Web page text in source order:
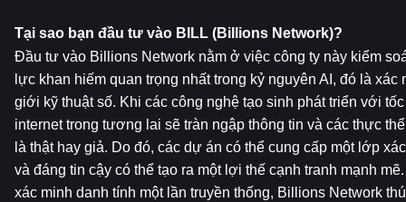
Tại sao bạn đầu tư vào BILL (Billions Network)?
Đầu tư vào Billions Network nằm ở việc công ty này kiểm
lực khan hiếm quan trọng nhất trong kỷ nguyên AI, đó là xác
giới kỹ thuật số. Khi các công nghệ tạo sinh phát triển với
internet trong tương lai sẽ tràn ngập thông tin và các thực
là thật hay giả. Do đó, các dự án có thể cung cấp một lớp
và đáng tin cậy có thể tạo ra một lợi thế cạnh tranh mạnh
xác minh danh tính một lần truyền thống, Billions Network